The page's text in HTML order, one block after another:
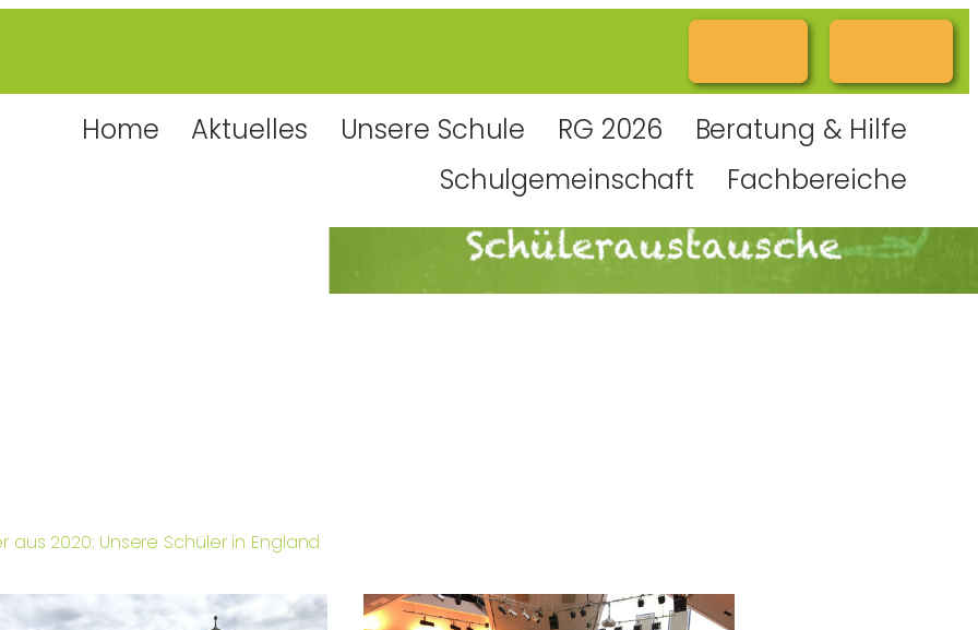
Home Aktuelles Unsere Schule RG 2026
Beratung & Hilfe
Schulgemeinschaft
Fachbereiche
aus 2020: Unsere Schüler in England